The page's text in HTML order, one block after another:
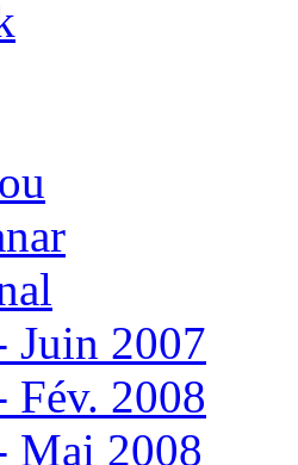
Juin 2007
Fév. 2008
Mai 2008